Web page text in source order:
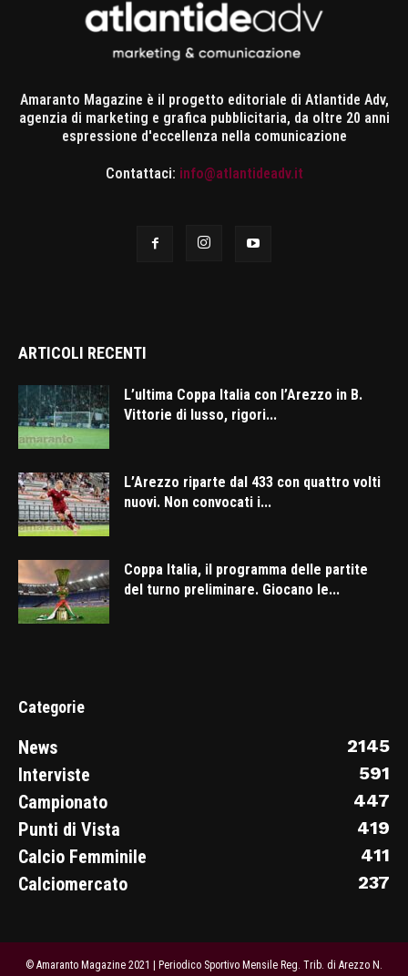
Amaranto Magazine è il progetto editoriale di Atlantide Adv,
agenzia di marketing e grafica pubblicitaria, da oltre 20 anni
espressione d'eccellenza nella comunicazione
Contattaci: info@atlantideadv.it
ARTICOLI RECENTI
L’ultima Coppa Italia con l’Arezzo in B.
Vittorie di lusso, rigori...
L’Arezzo riparte dal 433 con quattro volti
nuovi. Non convocati i...
Coppa Italia, il programma delle partite
del turno preliminare. Giocano le...
Categorie
News
2145
Interviste
591
Campionato
447
Punti di Vista
419
Calcio Femminile
411
Calciomercato
237
© Amaranto Magazine 2021 | Periodico Sportivo Mensile Reg. Trib. di Arezzo N.